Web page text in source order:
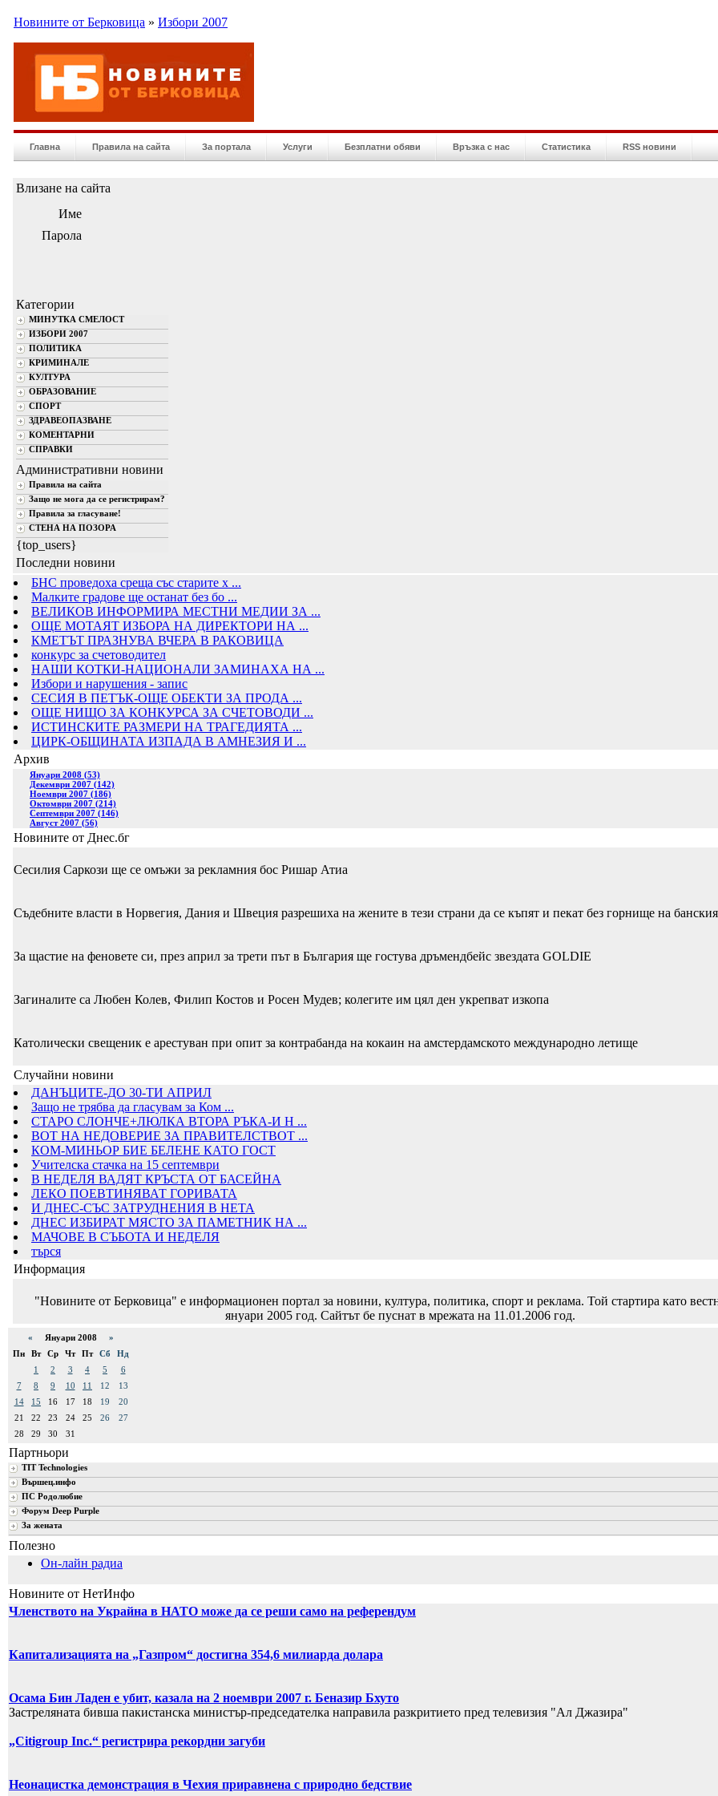
Новините от Берковица » Избори 2007
Главна Правила на сайта За портала Услуги Безплатни обяви Връзка с нас Статистика RSS новини
Влизане на сайта
Име
Парола
Категории
МИНУТКА СМЕЛОСТ
ИЗБОРИ 2007
ПОЛИТИКА
КРИМИНАЛЕ
КУЛТУРА
ОБРАЗОВАНИЕ
СПОРТ
ЗДРАВЕОПАЗВАНЕ
КОМЕНТАРНИ
СПРАВКИ
Административни новини
Правила на сайта
Защо не мога да се регистрирам?
Правила за гласуване!
СТЕНА НА ПОЗОРА
{top_users}
Последни новини
БНС проведоха среща със старите х ...
Малките градове ще останат без бо ...
ВЕЛИКОВ ИНФОРМИРА МЕСТНИ МЕДИИ ЗА ...
ОЩЕ МОТАЯТ ИЗБОРА НА ДИРЕКТОРИ НА ...
КМЕТЪТ ПРАЗНУВА ВЧЕРА В РАКОВИЦА
конкурс за счетоводител
НАШИ КОТКИ-НАЦИОНАЛИ ЗАМИНАХА НА ...
Избори и нарушения - запис
СЕСИЯ В ПЕТЪК-ОЩЕ ОБЕКТИ ЗА ПРОДА ...
ОЩЕ НИЩО ЗА КОНКУРСА ЗА СЧЕТОВОДИ ...
ИСТИНСКИТЕ РАЗМЕРИ НА ТРАГЕДИЯТА ...
ЦИРК-ОБЩИНАТА ИЗПАДА В АМНЕЗИЯ И ...
Архив
Януари 2008 (53)
Декември 2007 (142)
Ноември 2007 (186)
Октомври 2007 (214)
Септември 2007 (146)
Август 2007 (56)
Новините от Днес.бг
Сесилия Саркози ще се омъжи за рекламния бос Ришар Атиа
Съдебните власти в Норвегия, Дания и Швеция разрешиха на жените в тези страни да се къпят и пекат без горнище на
За щастие на феновете си, през април за трети път в България ще гостува дръмендбейс звездата GOLDIЕ
Загиналите са Любен Колев, Филип Костов и Росен Мудев; колегите им цял ден укрепват изкопа
Католически свещеник е арестуван при опит за контрабанда на кокаин на амстердамското международно летище
Случайни новини
ДАНЪЦИТЕ-ДО 30-ТИ АПРИЛ
Защо не трябва да гласувам за Ком ...
СТАРО СЛОНЧЕ+ЛЮЛКА ВТОРА РЪКА-И Н ...
ВОТ НА НЕДОВЕРИЕ ЗА ПРАВИТЕЛСТВОТ ...
КОМ-МИНЬОР БИЕ БЕЛЕНЕ КАТО ГОСТ
Учителска стачка на 15 септември
В НЕДЕЛЯ ВАДЯТ КРЪСТА ОТ БАСЕЙНА
ЛЕКО ПОЕВТИНЯВАТ ГОРИВАТА
И ДНЕС-СЪС ЗАТРУДНЕНИЯ В НЕТА
ДНЕС ИЗБИРАТ МЯСТО ЗА ПАМЕТНИК НА ...
МАЧОВЕ В СЪБОТА И НЕДЕЛЯ
търся
Информация
"Новините от Берковица" е информационен портал за новини, култура, политика, спорт и реклама. Той стартира като
януари 2005 год. Сайтът бе пуснат в мрежата на 11.01.2006 год.
« Януари 2008 »
Пн
Вт Ср Чт Пт Сб
Нд
1
2 3 4 5
6
7
8 9 10 11 12
13
14
15 16 17 18 19
20
21
22 23 24 25 26
27
28
29 30 31
Партньори
TIT Technologies
Вършец.инфо
ПС Родолюбие
Форум Deep Purple
За жената
Полезно
Он-лайн радиа
Новините от НетИнфо
Членството на Украйна в НАТО може да се реши само на референдум
Капитализацията на „Газпром“ достигна 354,6 милиарда долара
Осама Бин Ладен е убит, казала на 2 ноември 2007 г. Беназир Бхуто
Застреляната бивша пакистанска министър-председателка направила разкритието пред телевизия "Ал Джазира"
„Citigroup Inc.“ регистрира рекордни загуби
Неонацистка демонстрация в Чехия приравнена с природно бедствие